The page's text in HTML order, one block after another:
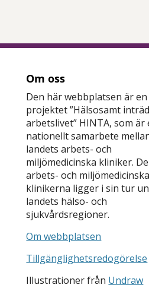
Om oss
Den här webbplatsen är en
projektet ”Hälsosamt
arbetslivet” HINTA, som är
nationellt samarbete
landets arbets- och
miljömedicinska kliniker. De
arbets- och miljömedicinska
klinikerna ligger i sin tur
landets hälso- och
sjukvårdsregioner.
Om webbplatsen
Tillgänglighetsredogörelse
Illustrationer från Undraw